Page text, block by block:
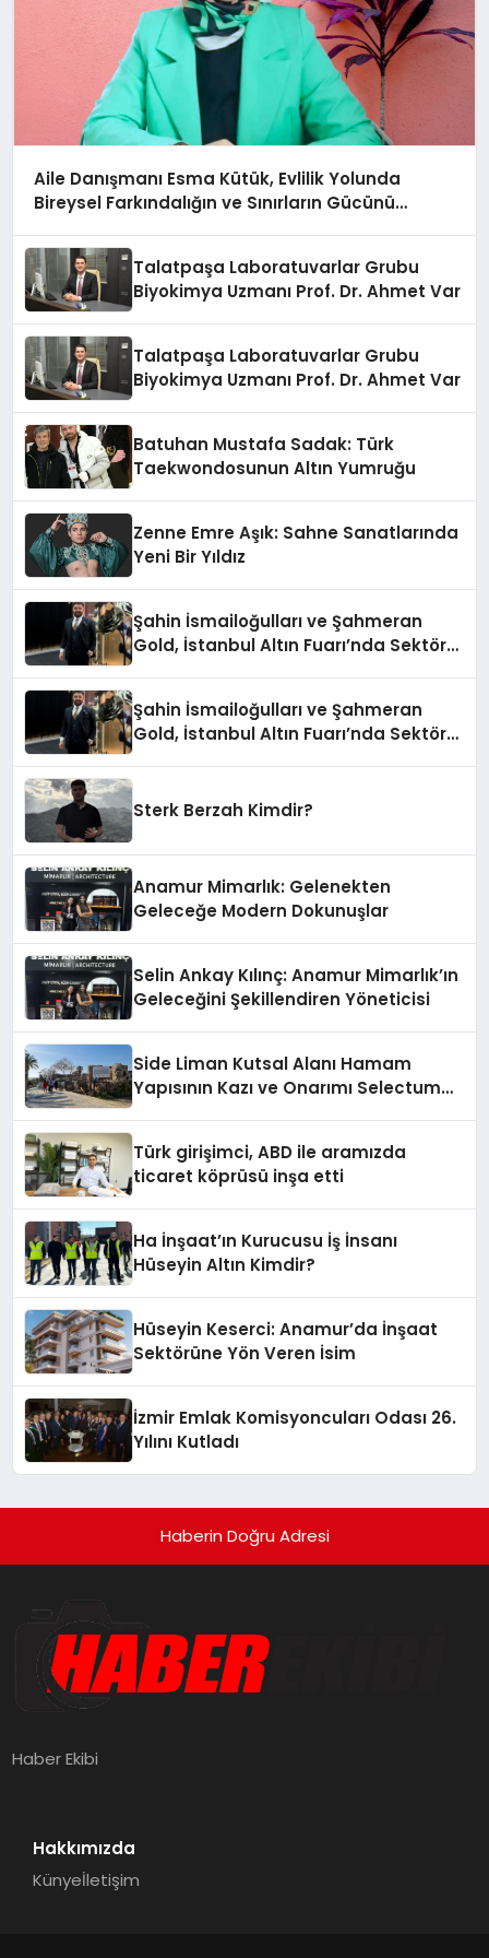
Aile Danışmanı Esma Kütük, Evlilik Yolunda
Bireysel Farkındalığın ve Sınırların Gücünü
Talatpaşa Laboratuvarlar Grubu
Biyokimya Uzmanı Prof. Dr. Ahmet Var
Talatpaşa Laboratuvarlar Grubu
Biyokimya Uzmanı Prof. Dr. Ahmet Var
Batuhan Mustafa Sadak: Türk
Taekwondosunun Altın Yumruğu
Zenne Emre Aşık: Sahne Sanatlarında
Yeni Bir Yıldız
Şahin İsmailoğulları ve Şahmeran
Gold, İstanbul Altın Fuarı’nda Sektöre
Şahin İsmailoğulları ve Şahmeran
Gold, İstanbul Altın Fuarı’nda Sektöre
Sterk Berzah Kimdir?
Anamur Mimarlık: Gelenekten
Geleceğe Modern Dokunuşlar
Selin Ankay Kılınç: Anamur Mimarlık’ın
Geleceğini Şekillendiren Yöneticisi
Side Liman Kutsal Alanı Hamam
Yapısının Kazı ve Onarımı Selectum
Türk girişimci, ABD ile aramızda
ticaret köprüsü inşa etti
Ha İnşaat’ın Kurucusu İş İnsanı
Hüseyin Altın Kimdir?
Hüseyin Keserci: Anamur’da İnşaat
Sektörüne Yön Veren İsim
İzmir Emlak Komisyoncuları Odası 26.
Yılını Kutladı
Haberin Doğru Adresi
Haber Ekibi
Hakkımızda
Künyeİletişim